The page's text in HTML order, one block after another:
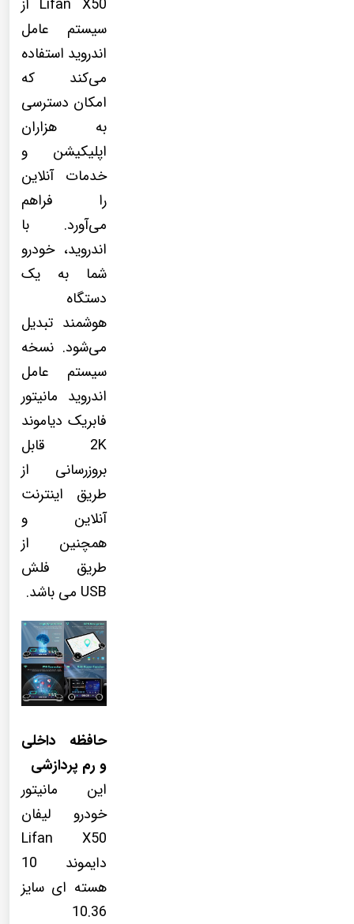
Lifan X50 از
سیستم عامل
اندروید استفاده
می‌کند که
امکان دسترسی
به هزاران
اپلیکیشن و
خدمات آنلاین
را فراهم
می‌آورد. با
اندروید، خودرو
شما به یک
دستگاه
هوشمند تبدیل
می‌شود. نسخه
سیستم عامل
اندروید مانیتور
فابریک دیاموند
2K قابل
بروزرسانی از
طریق اینترنت
آنلاین و
همچنین از
طریق فلش
USB می باشد.
حافظه داخلی
و رم پردازشی
این مانیتور
خودرو لیفان
Lifan X50
دایموند 10
هسته ای سایز
10.36